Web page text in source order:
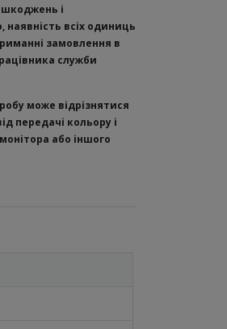
і
наявність всіх одиниць
замовлення в
служби
може відрізнятися
передачі кольору і
або іншого